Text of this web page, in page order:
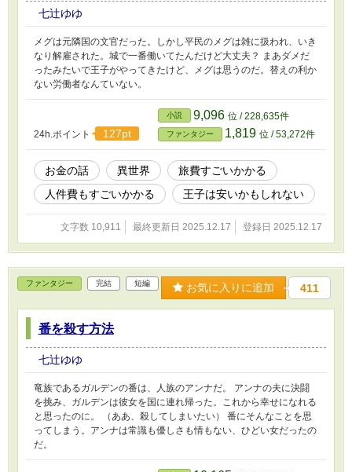
七辻ゆゆ
メグは元隣国の文官だった。しかし平民のメグは雑に扱われ、いき
なり解雇された。城で一番働いてたんだけど大丈夫？ まあダメだ
ったみたいで王子がやってきたけど、メグは思うのだ。替えの利か
ない労働者なんていない。
24h.ポイント 127pt
小説 9,096 位 / 228,635件
ファンタジー 1,819 位 / 53,272件
お金の話 異世界
旅費すごいかかる
人件費もすごいかかる
王子は安いかもしれない
文字数 10,911 最終更新日 2025.12.17 登録日 2025.12.17
ファンタジー 完結 短編 お気に入りに追加 411
番を殺す方法
七辻ゆゆ
竜族であるガルデンの番は、人族のアンナだ。 アンナの夫に決闘
を挑み、ガルデンは彼女を国に連れ帰った。これから幸せになれる
と思ったのに。 （ああ、殺してしまいたい） 番にそんなことを思
ってしまう。アンナは常識も優しさも情もない、ひどい女だったの
だ。